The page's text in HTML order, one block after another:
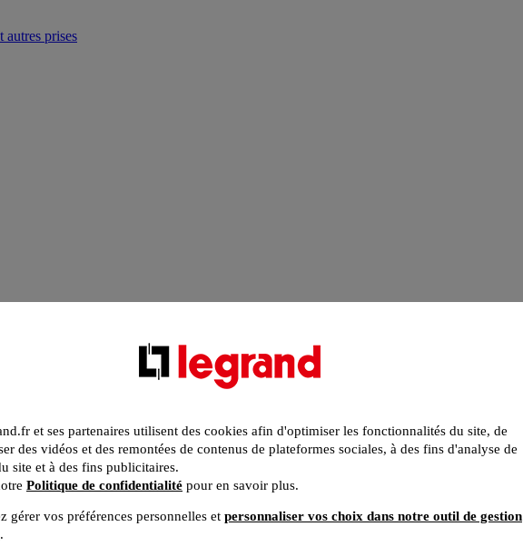
autres prises
et ses partenaires utilisent des cookies afin d'optimiser les fonctionnalités du site, de
des vidéos et des remontées de contenus de plateformes sociales, à des fins d'analyse de
site et à des fins publicitaires.
Politique de confidentialité pour en savoir plus.
gérer vos préférences personnelles et personnaliser vos choix dans notre outil de gestion
.